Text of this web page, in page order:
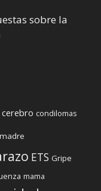
sobre la
cerebro condilomas
ETS Gripe
mama